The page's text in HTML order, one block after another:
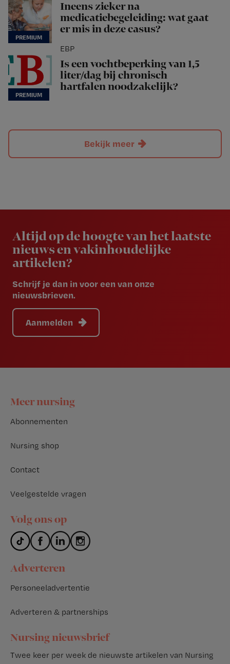
Ineens zieker na
medicatiebegeleiding: wat gaat
er mis in deze casus?
EBP
Is een vochtbeperking van 1,5
liter/dag bij chronisch
hartfalen noodzakelijk?
Bekijk meer
Altijd op de hoogte van het laatste
nieuws en vakinhoudelijke
artikelen?
Schrijf je dan in voor een van onze
nieuwsbrieven.
Aanmelden
Footer
Meer nursing
Abonnementen
Nursing shop
Contact
Veelgestelde vragen
Volg ons op
Adverteren
Personeeladvertentie
Adverteren & partnerships
Nursing nieuwsbrief
Twee keer per week de nieuwste artikelen van Nursing